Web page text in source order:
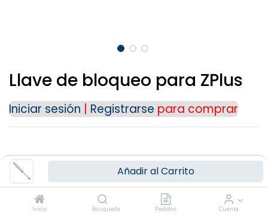
Añadir al Carrito
Inicio Búsqueda Pedidos Cuenta
Llave de bloqueo para ZPlus
Iniciar sesión Registrarse para comprar
Términos y Condiciones
Gracias por tu interés.